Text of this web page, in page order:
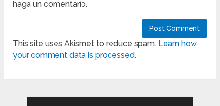
haga un comentario.
This site uses Akismet to reduce spam. Learn how
your comment data is processed.